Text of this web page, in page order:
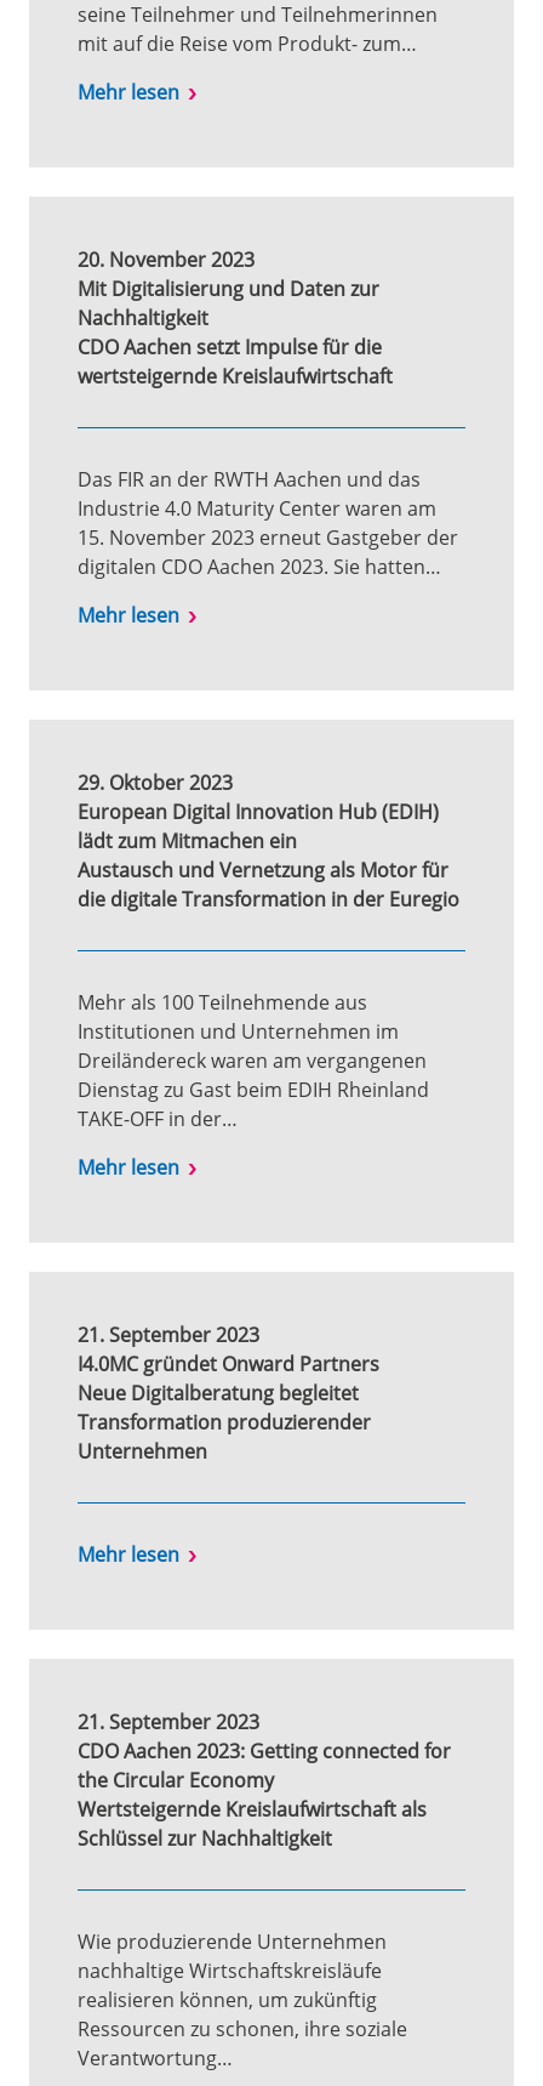
seine Teilnehmer und Teilnehmerinnen
mit auf die Reise vom Produkt- zum…
Mehr lesen
20. November 2023
Mit Digitalisierung und Daten zur
Nachhaltigkeit
CDO Aachen setzt Impulse für die
wertsteigernde Kreislaufwirtschaft
Das FIR an der RWTH Aachen und das
Industrie 4.0 Maturity Center waren am
15. November 2023 erneut Gastgeber der
digitalen CDO Aachen 2023. Sie hatten…
Mehr lesen
29. Oktober 2023
European Digital Innovation Hub (EDIH)
lädt zum Mitmachen ein
Austausch und Vernetzung als Motor für
die digitale Transformation in der Euregio
Mehr als 100 Teilnehmende aus
Institutionen und Unternehmen im
Dreiländereck waren am vergangenen
Dienstag zu Gast beim EDIH Rheinland
TAKE-OFF in der…
Mehr lesen
21. September 2023
I4.0MC gründet Onward Partners
Neue Digitalberatung begleitet
Transformation produzierender
Unternehmen
Mehr lesen
21. September 2023
CDO Aachen 2023: Getting connected for
the Circular Economy
Wertsteigernde Kreislaufwirtschaft als
Schlüssel zur Nachhaltigkeit
Wie produzierende Unternehmen
nachhaltige Wirtschaftskreisläufe
realisieren können, um zukünftig
Ressourcen zu schonen, ihre soziale
Verantwortung…